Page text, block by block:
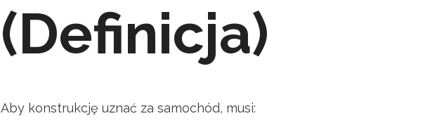
(Definicja)
Aby konstrukcję uznać za samochód, musi: